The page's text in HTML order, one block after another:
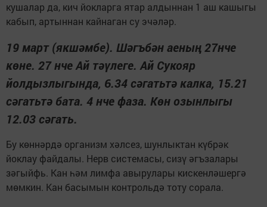
кушалар да, кич йокларга ятар алдыннан 1 аш кашыгы
кабып, артыннан кайнаган су эчәләр.
19 март (якшәмбе). Шәгъбән аеның 27нче
көне. 27 нче Ай тәүлеге. Ай Сукояр
йолдызлыгында, 6.34 сәгатьтә калка, 15.21
сәгатьтә бата. 4 нче фаза. Көн озынлыгы
12.03 сәгать.
Бу көннәрдә организм хәлсез, шунлыктан күбрәк
йоклау файдалы. Нерв системасы, сизү әгъзалары
зәгыйфь. Кан һәм лимфа авырулары кискенләшергә
мөмкин. Кан басымын контрольдә тоту сорала.